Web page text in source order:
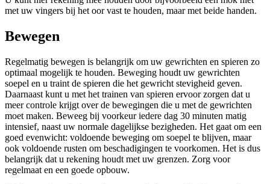
met uw vingers bij het oor vast te houden, maar met beide handen.
Bewegen
Regelmatig bewegen is belangrijk om uw gewrichten en spieren zo
optimaal mogelijk te houden. Beweging houdt uw gewrichten
soepel en u traint de spieren die het gewricht stevigheid geven.
Daarnaast kunt u met het trainen van spieren ervoor zorgen dat u
meer controle krijgt over de bewegingen die u met de gewrichten
moet maken. Beweeg bij voorkeur iedere dag 30 minuten matig
intensief, naast uw normale dagelijkse bezigheden. Het gaat om een
goed evenwicht: voldoende beweging om soepel te blijven, maar
ook voldoende rusten om beschadigingen te voorkomen. Het is dus
belangrijk dat u rekening houdt met uw grenzen. Zorg voor
regelmaat en een goede opbouw.